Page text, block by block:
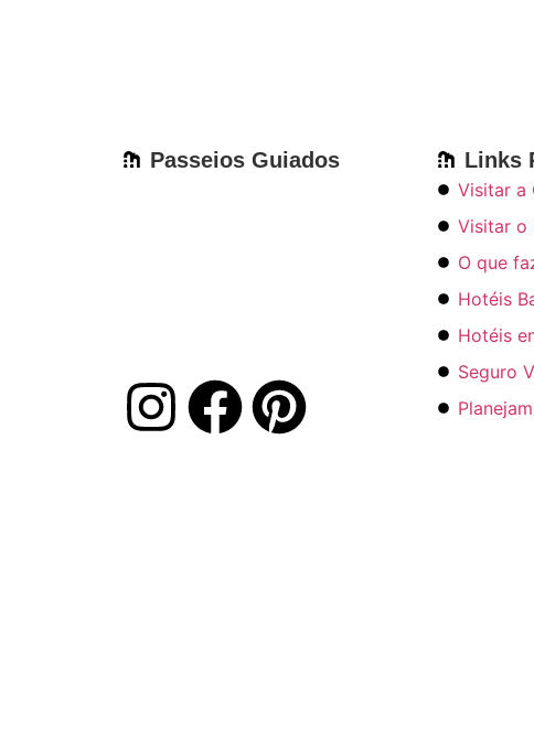
Passeios Guiados Links
Visitar a
Visitar o
O que
Hotéis
Hotéis
Seguro